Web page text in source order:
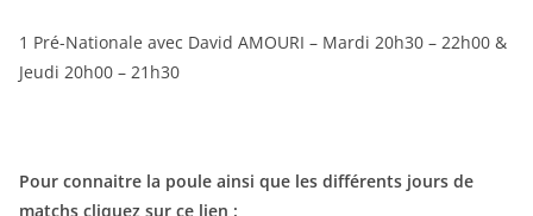
1 Pré-Nationale avec David AMOURI – Mardi 20h30 – 22h00 &
Jeudi 20h00 – 21h30
Pour connaitre la poule ainsi que les différents jours de
matchs cliquez sur ce lien :